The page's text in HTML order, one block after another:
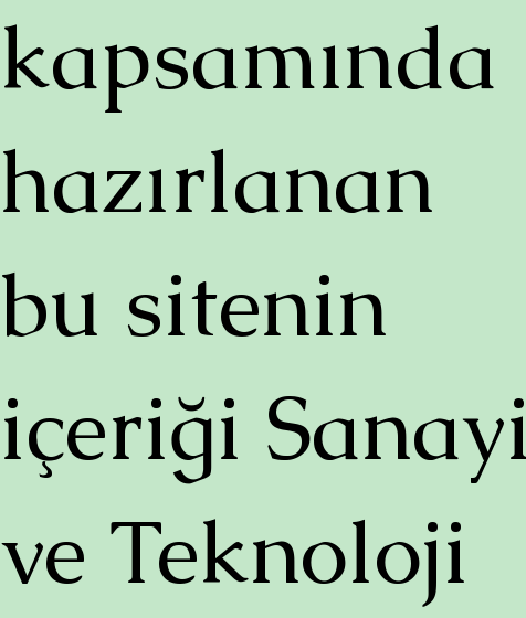
kapsamında
hazırlanan
bu sitenin
içeriği
ve Teknoloji